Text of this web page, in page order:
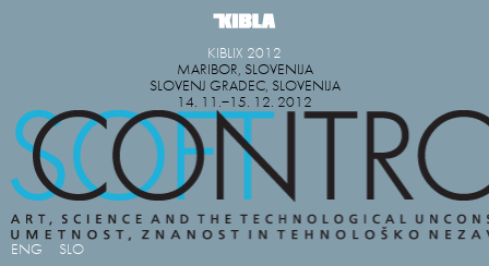
KIBLIX 2012
MARIBOR, SLOVENIJA
SLOVENJ GRADEC, SLOVENIJA
14. 11.−15. 12. 2012
ENG SLO